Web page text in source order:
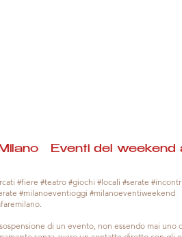
Eventi del weekend
#fiere #teatro #giochi #locali #serate #incontri
#milanoeventioggi #milanoeventiweekend
di un evento, non essendo mai uno